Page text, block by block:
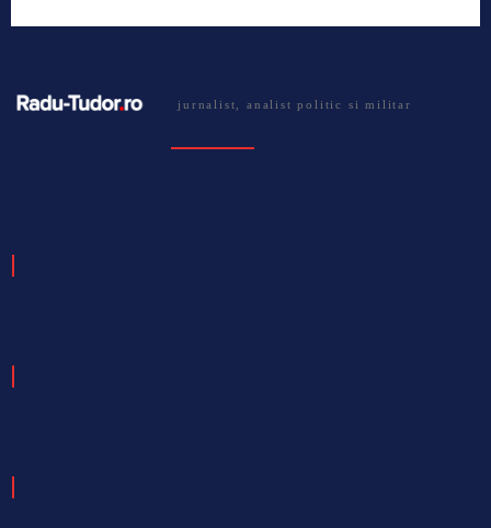
jurnalist, analist politic si militar